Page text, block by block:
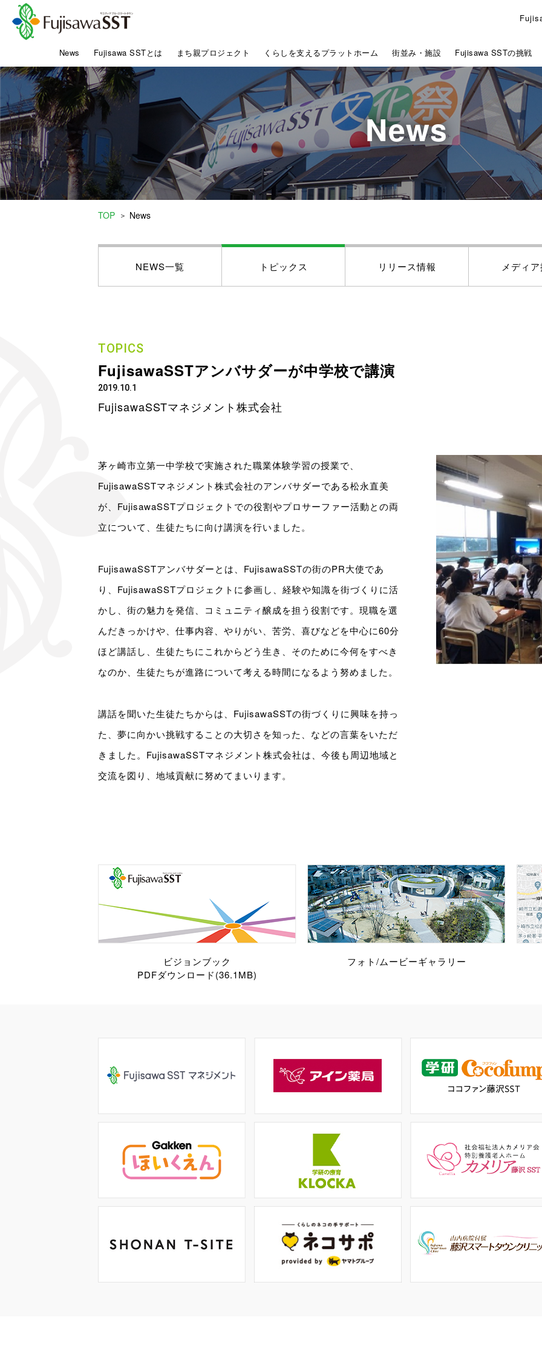
News Fujisawa SSTとは まち親プロジェクト くらしを支えるプラットホーム 街並み・施設 Fujisawa SSTの挑戦
News
TOP ＞ News
NEWS一覧 トピックス リリース情報 メディ
TOPICS
FujisawaSSTアンバサダーが中学校で講演
2019.10.1
FujisawaSSTマネジメント株式会社
茅ヶ崎市立第一中学校で実施された職業体験学習の授業で、
FujisawaSSTマネジメント株式会社のアンバサダーである松永直美
が、FujisawaSSTプロジェクトでの役割やプロサーファー活動との両
立について、生徒たちに向け講演を行いました。
FujisawaSSTアンバサダーとは、FujisawaSSTの街のPR大使であ
り、FujisawaSSTプロジェクトに参画し、経験や知識を街づくりに活
かし、街の魅力を発信、コミュニティ醸成を担う役割です。現職を選
んだきっかけや、仕事内容、やりがい、苦労、喜びなどを中心に60分
ほど講話し、生徒たちにこれからどう生き、そのために今何をすべき
なのか、生徒たちが進路について考える時間になるよう努めました。
講話を聞いた生徒たちからは、FujisawaSSTの街づくりに興味を持っ
た、夢に向かい挑戦することの大切さを知った、などの言葉をいただ
きました。FujisawaSSTマネジメント株式会社は、今後も周辺地域と
交流を図り、地域貢献に努めてまいります。
ビジョンブック
PDFダウンロード(36.1MB)
フォト/ムービーギャラリー